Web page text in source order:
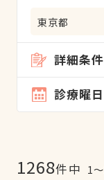
東京都
詳細条件
診療曜日
1268件中 1〜